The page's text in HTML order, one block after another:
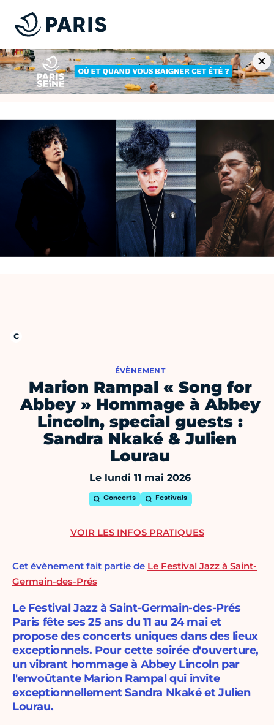
ÉVÈNEMENT
Marion Rampal « Song for
Abbey » Hommage à Abbey
Lincoln, special guests :
Sandra Nkaké & Julien
Lourau
Le lundi 11 mai 2026
Concerts Festivals
Cet évènement fait partie de Le Festival Jazz à Saint-
Germain-des-Prés
Le Festival Jazz à Saint-Germain-des-Prés
Paris fête ses 25 ans du 11 au 24 mai et
propose des concerts uniques dans des lieux
exceptionnels. Pour cette soirée d'ouverture,
un vibrant hommage à Abbey Lincoln par
l'envoûtante Marion Rampal qui invite
exceptionnellement Sandra Nkaké et Julien
Lourau.
VOIR LES INFOS PRATIQUES